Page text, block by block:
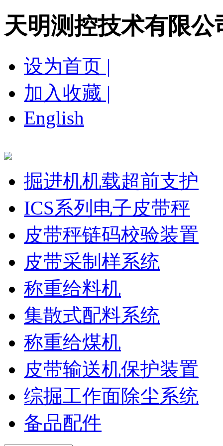
天明测控技术有限公
设为首页 |
加入收藏 |
English
掘进机机载超前支护
ICS系列电子皮带秤
皮带秤链码校验装置
皮带采制样系统
称重给料机
集散式配料系统
称重给煤机
皮带输送机保护装置
综掘工作面除尘系统
备品配件